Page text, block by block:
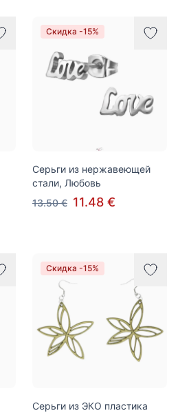
Скидка -15%
Серьги из нержавеющей
стали, Любовь
13.50 € 11.48 €
Скидка -15%
Cерьги из ЭКО пластика